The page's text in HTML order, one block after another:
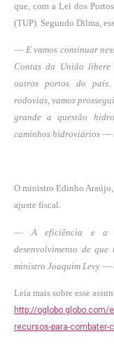
que, com a Lei dos
(TUP). Segundo Dilma,
— E vamos continuar
Contas da União libere
outros portos do país.
rodovias, vamos
grande a questão
caminhos hidroviários —
O ministro Edinho Araújo,
ajuste fiscal.
— A eficiência e a
desenvolvimento de que
ministro Joaquim Levy —
Leia mais sobre esse
http://oglobo.globo.com/
recursos-para-combater-